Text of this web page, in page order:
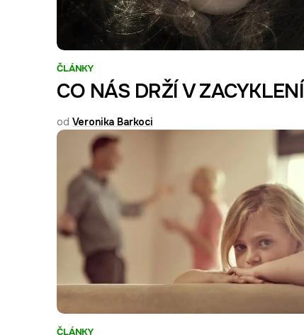
ČLÁNKY
CO NÁS DRŽÍ V ZACYKLENÍ
od Veronika Barkoci
ČLÁNKY